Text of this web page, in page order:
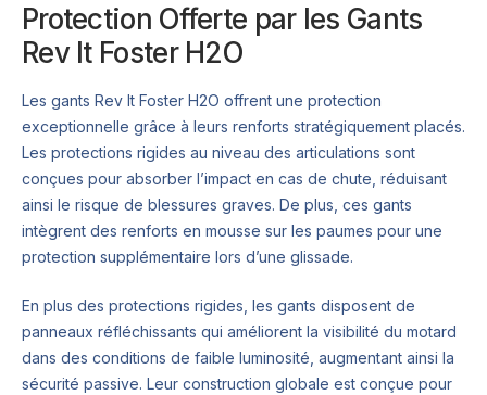
Protection Offerte par les Gants
Rev It Foster H2O
Les gants Rev It Foster H2O offrent une protection
exceptionnelle grâce à leurs renforts stratégiquement placés.
Les protections rigides au niveau des articulations sont
conçues pour absorber l’impact en cas de chute, réduisant
ainsi le risque de blessures graves. De plus, ces gants
intègrent des renforts en mousse sur les paumes pour une
protection supplémentaire lors d’une glissade.
En plus des protections rigides, les gants disposent de
panneaux réfléchissants qui améliorent la visibilité du motard
dans des conditions de faible luminosité, augmentant ainsi la
sécurité passive. Leur construction globale est conçue pour